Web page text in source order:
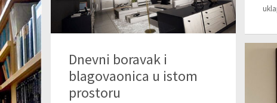
Dnevni boravak i
blagovaonica u istom
prostoru